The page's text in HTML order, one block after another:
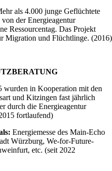
als 4.000 junge Geflüchtete
der Energieagentur
Ressourcentag. Das Projekt
Migration und Flüchtlinge. (2016)
wurden in Kooperation mit den
und Kitzingen fast jährlich
durch die Energieagentur
fortlaufend)
Energiemesse des Main-Echo
Würzburg, We-for-Future-
etc. (seit 2022